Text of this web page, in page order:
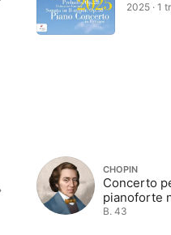
2025 · 1
CHOPIN
Concerto
pianoforte
minore
B. 43